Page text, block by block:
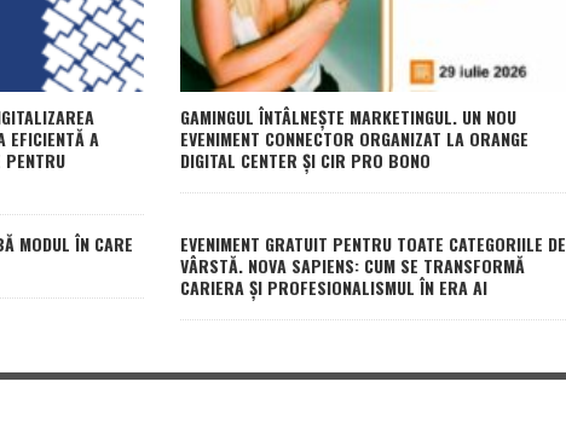
EFICIENTĂ A
PENTRU
GAMINGUL ÎNTÂLNEȘTE MARKETINGUL. UN NOU
EVENIMENT CONNECTOR ORGANIZAT LA ORANGE
DIGITAL CENTER ȘI CIR PRO BONO
MODUL ÎN CARE
EVENIMENT GRATUIT PENTRU TOATE CATEGORIILE DE
VÂRSTĂ. NOVA SAPIENS: CUM SE TRANSFORMĂ
CARIERA ȘI PROFESIONALISMUL ÎN ERA AI